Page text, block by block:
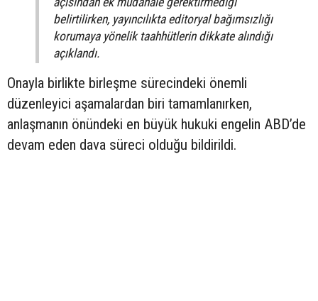
belirtilirken, yayıncılıkta editoryal bağımsızlığı
korumaya yönelik taahhütlerin dikkate alındığı
açıklandı.
Onayla birlikte birleşme sürecindeki önemli
düzenleyici aşamalardan biri tamamlanırken,
anlaşmanın önündeki en büyük hukuki engelin ABD’de
devam eden dava süreci olduğu bildirildi.